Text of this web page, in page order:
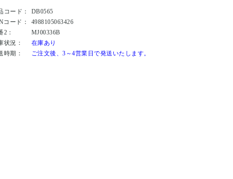
コード：
DB0565
コード：
4988105063426
2：
MJ00336B
状況：
在庫あり
時期：
ご注文後、3～4営業日で発送いたします。